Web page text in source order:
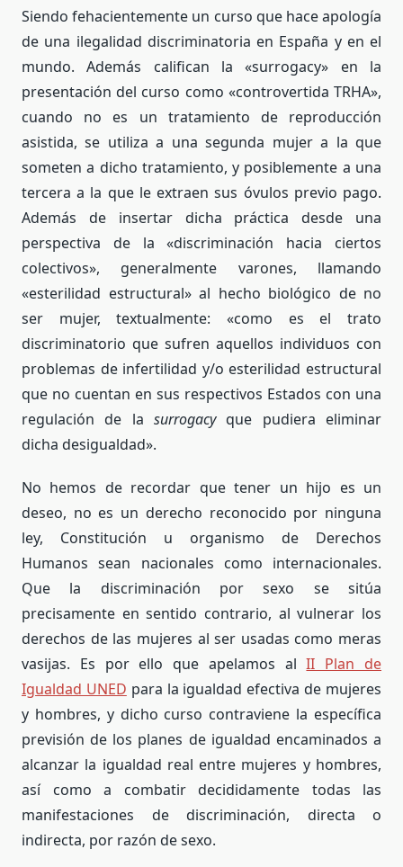
Siendo fehacientemente un curso que hace apología
de una ilegalidad discriminatoria en España y en el
mundo. Además califican la «surrogacy» en la
presentación del curso como «controvertida TRHA»,
cuando no es un tratamiento de reproducción
asistida, se utiliza a una segunda mujer a la que
someten a dicho tratamiento, y posiblemente a una
tercera a la que le extraen sus óvulos previo pago.
Además de insertar dicha práctica desde una
perspectiva de la «discriminación hacia ciertos
colectivos», generalmente varones, llamando
«esterilidad estructural» al hecho biológico de no
ser mujer, textualmente: «como es el trato
discriminatorio que sufren aquellos individuos con
problemas de infertilidad y/o esterilidad estructural
que no cuentan en sus respectivos Estados con una
regulación de la surrogacyque pudiera eliminar
dicha desigualdad».
No hemos de recordar que tener un hijo es un
deseo, no es un derecho reconocido por ninguna
ley, Constitución u organismo de Derechos
Humanos sean nacionales como internacionales.
Que la discriminación por sexo se sitúa
precisamente en sentido contrario, al vulnerar los
derechos de las mujeres al ser usadas como meras
vasijas. Es por ello que apelamos alII Plan de
Igualdad UNED para la igualdad efectiva de mujeres
y hombres, y dicho curso contraviene la específica
previsión de los planes de igualdad encaminados a
alcanzar la igualdad real entre mujeres y hombres,
así como a combatir decididamente todas las
manifestaciones de discriminación, directa o
indirecta, por razón de sexo.